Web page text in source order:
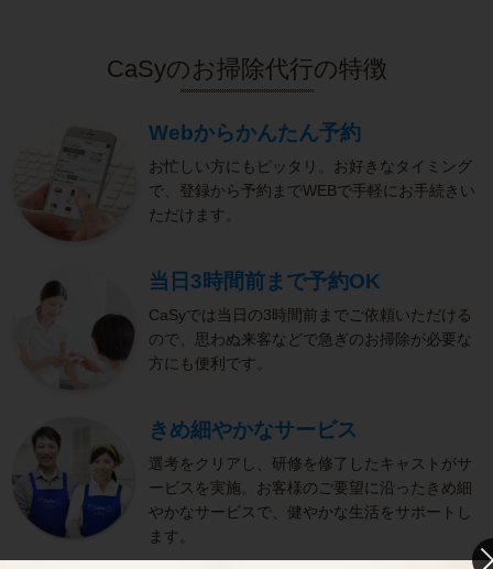
CaSyのお掃除代行の特徴
Webからかんたん予約
お忙しい方にもピッタリ。お好きなタイミング
で、登録から予約までWEBで手軽にお手続きい
ただけます。
当日3時間前まで予約OK
CaSyでは当日の3時間前までご依頼いただける
ので、思わぬ来客などで急ぎのお掃除が必要な
方にも便利です。
きめ細やかなサービス
選考をクリアし、研修を修了したキャストがサ
ービスを実施。お客様のご要望に沿ったきめ細
やかなサービスで、健やかな生活をサポートし
ます。